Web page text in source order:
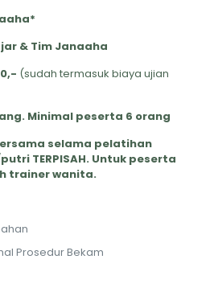
& Tim Janaaha
(sudah termasuk biaya ujian
Minimal peserta 6 orang
selama pelatihan
TERPISAH. Untuk peserta
trainer wanita.
Prosedur Bekam